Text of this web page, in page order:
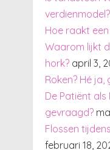
verdienmodel?
Hoe raakt
Waarom lijkt
hork? april 3,
Roken? Hé ja,
De Patiënt
gevraagd?
Flossen
februari 18,